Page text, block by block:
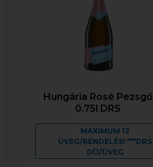
Hungária Rosé Pezsgő
0.75l DRS
MAXIMUM 12
ÜVEG/RENDELÉS! ***DRS
DÍJ/ÜVEG